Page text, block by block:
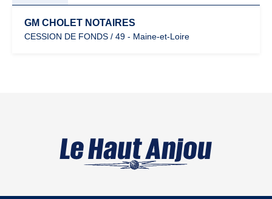
GM CHOLET NOTAIRES
CESSION DE FONDS / 49 - Maine-et-Loire